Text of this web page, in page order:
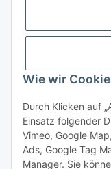
Wie wir
Durch Klicken auf
Einsatz folgender
Vimeo, Google
Ads, Google Tag
Manager. Sie
Mo.-Fr.: 09:00 - 18:30 Uhr
Zahlungsarten